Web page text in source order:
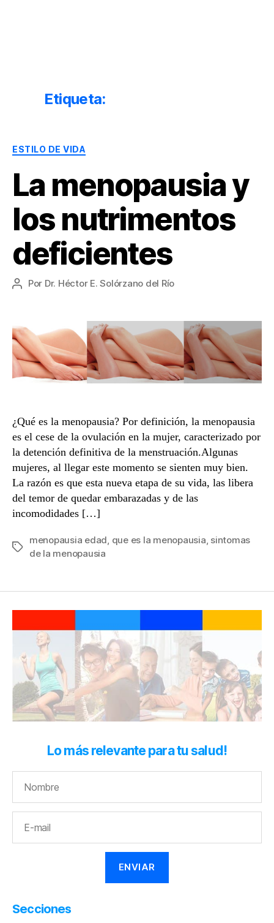
Terapia
Salud
Nutrición
Etiqueta:
ESTILO DE VIDA
La menopausia y
los nutrimentos
deficientes
Autor
entrada
Por Dr. Héctor E. Solórzano del Río
¿Qué es la menopausia? Por definición, la menopausia
es el cese de la ovulación en la mujer, caracterizado por
la detención definitiva de la menstruación.Algunas
mujeres, al llegar este momento se sienten muy bien.
La razón es que esta nueva etapa de su vida, las libera
del temor de quedar embarazadas y de las
incomodidades […]
Etiquetas
menopausia edad, que es la menopausia, sintomas
de la menopausia
Lo más relevante para tu salud!
Secciones